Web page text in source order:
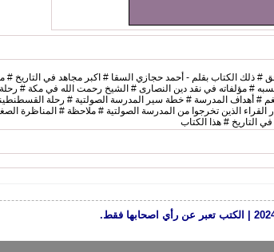
# ذلك الكتاب بقلم - أحمد حجازي السقا # اكبر مجاهد في التاريخ
و نسبه # مؤلفاته في نقد دين النصارى # الشيخ رحمت الله في مكة #
# السيدة صولت النساء بيغم # أهداف المدرسة # خطة سير المدرسة الصولتية # رحلة
القراء الذين تخرجوا من المدرسة الصولتية # ملاحظة # المناظرة
# هذا الكتاب